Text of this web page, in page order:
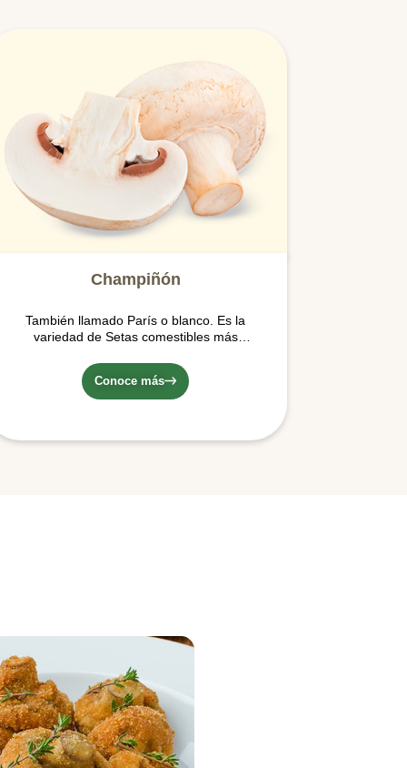
Champiñón
También llamado París o blanco. Es la
variedad de Setas comestibles más
Conoce más